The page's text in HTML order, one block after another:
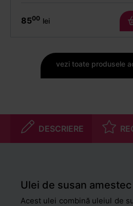
8500 lei
vezi toate produsele
DESCRIERE
Ulei de susan amestec
Acest ulei combină uleiul de